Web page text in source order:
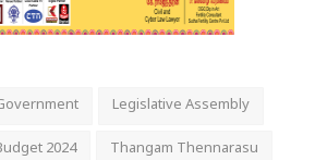
Legislative Assembly
2024 Thangam Thennarasu